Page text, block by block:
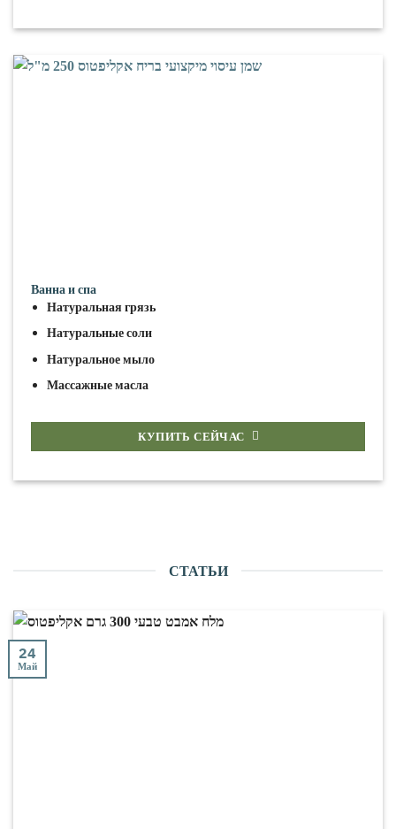
Ванна и спа
Натуральная грязь
Натуральные соли
Натуральное мыло
Массажные масла
КУПИТЬ СЕЙЧАС
СТАТЬИ
24
Май